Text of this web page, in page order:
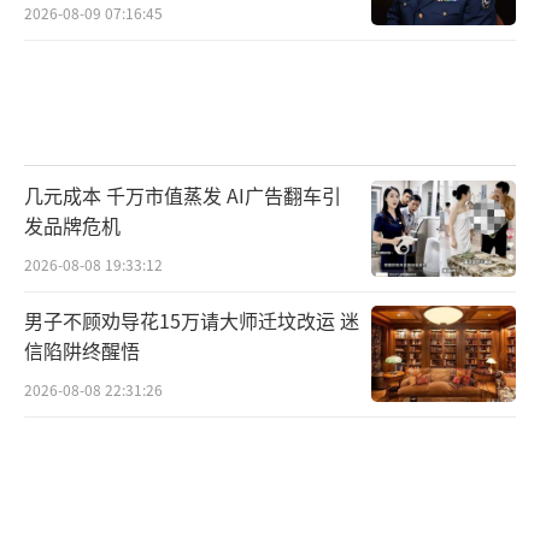
2026-08-09 07:16:45
几元成本 千万市值蒸发 AI广告翻车引
发品牌危机
2026-08-08 19:33:12
男子不顾劝导花15万请大师迁坟改运 迷
信陷阱终醒悟
2026-08-08 22:31:26